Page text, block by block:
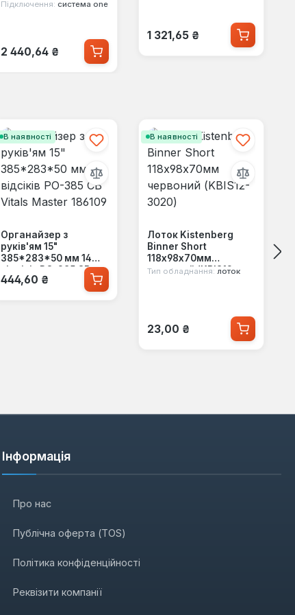
)Підключення: система one
Звичайна ціна:
2 440,64 ₴
Звичайна ціна:
1 321,65 ₴
В наявності
Органайзер з
руків'ям 15"
385*283*50 мм 14
відсіків PO-385 CB
Vitals Master 186109
Звичайна ціна:
444,60 ₴
В наявності
Лоток Kistenberg
Binner Short
118x98x70мм
червоний (KBIS12-
Тип обладнання: лоток
Звичайна ціна:
23,00 ₴
Інформація
Про нас
Публічна оферта (TOS)
Політика конфіденційності
Реквізити компанії